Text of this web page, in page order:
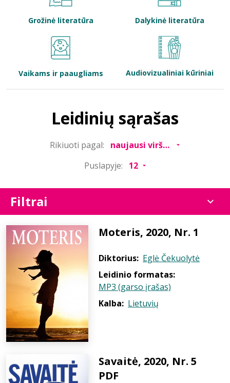
Bibliotekoms
Grožinė literatūra Dalykinė literatūra
Vaikams ir paaugliams Audiovizualiniai kūriniai
Leidinių sąrašas
Rikiuoti pagal:
Puslapyje:
Filtrai
Moteris, 2020, Nr. 1
Diktorius: Eglė Čekuolytė
Leidinio formatas:
MP3 (garso įrašas)
Kalba: Lietuvių
Savaitė, 2020, Nr. 5
PDF